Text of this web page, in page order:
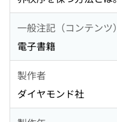
一般注記（コンテンツ）
電子書籍
製作者
ダイヤモンド社